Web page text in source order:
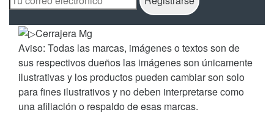
Aviso: Todas las marcas, imágenes o textos son de
sus respectivos dueños las imágenes son únicamente
ilustrativas y los productos pueden cambiar son solo
para fines ilustrativos y no deben interpretarse como
una afiliación o respaldo de esas marcas.